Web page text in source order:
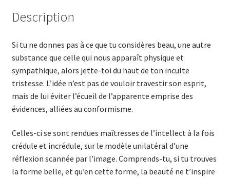
Description
Si tu ne donnes pas à ce que tu considères beau, une autre
substance que celle qui nous apparaît physique et
sympathique, alors jette-toi du haut de ton inculte
tristesse. L’idée n’est pas de vouloir travestir son esprit,
mais de lui éviter l’écueil de l’apparente emprise des
évidences, alliées au conformisme.
Celles-ci se sont rendues maîtresses de l’intellect à la fois
crédule et incrédule, sur le modèle unilatéral d’une
réflexion scannée par l’image. Comprends-tu, si tu trouves
la forme belle, et qu’en cette forme, la beauté ne t’inspire